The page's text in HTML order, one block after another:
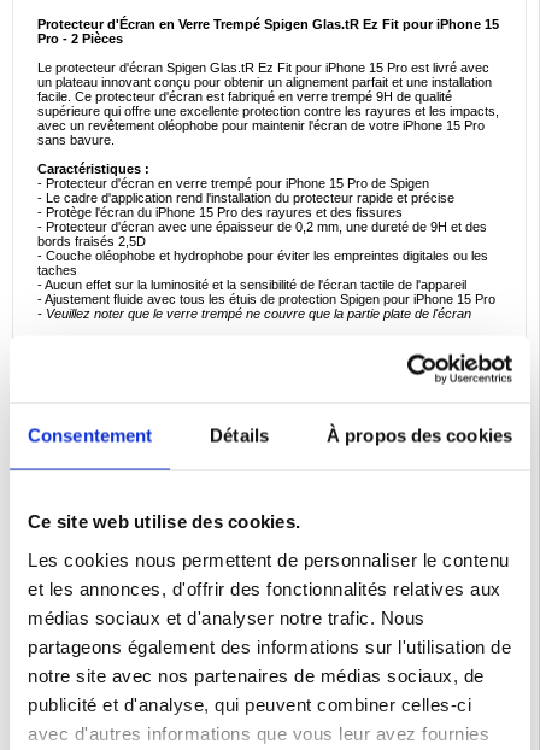
Consentement Détails À propos des cookies
Ce site web utilise des cookies.
Les cookies nous permettent de personnaliser le contenu
et les annonces, d'offrir des fonctionnalités relatives aux
médias sociaux et d'analyser notre trafic. Nous
partageons également des informations sur l'utilisation de
notre site avec nos partenaires de médias sociaux, de
publicité et d'analyse, qui peuvent combiner celles-ci
avec d'autres informations que vous leur avez fournies
Protecteur d'Écran en Verre Trempé Spigen Glas.tR Ez Fit pour iPhone 15
Pro - 2 Pièces
Le protecteur d'écran Spigen Glas.tR Ez Fit pour iPhone 15 Pro est livré avec
un plateau innovant conçu pour obtenir un alignement parfait et une installation
facile. Ce protecteur d'écran est fabriqué en verre trempé 9H de qualité
supérieure qui offre une excellente protection contre les rayures et les impacts,
avec un revêtement oléophobe pour maintenir l'écran de votre iPhone 15 Pro
sans bavure.
Caractéristiques :
- Protecteur d'écran en verre trempé pour iPhone 15 Pro de Spigen
- Le cadre d'application rend l'installation du protecteur rapide et précise
- Protège l'écran du iPhone 15 Pro des rayures et des fissures
- Protecteur d'écran avec une épaisseur de 0,2 mm, une dureté de 9H et des
bords fraisés 2,5D
- Couche oléophobe et hydrophobe pour éviter les empreintes digitales ou les
taches
- Aucun effet sur la luminosité et la sensibilité de l'écran tactile de l'appareil
- Ajustement fluide avec tous les étuis de protection Spigen pour iPhone 15 Pro
- Veuillez noter que le verre trempé ne couvre que la partie plate de l'écran
Emballage:Euroblister
EAN: 8809896752145